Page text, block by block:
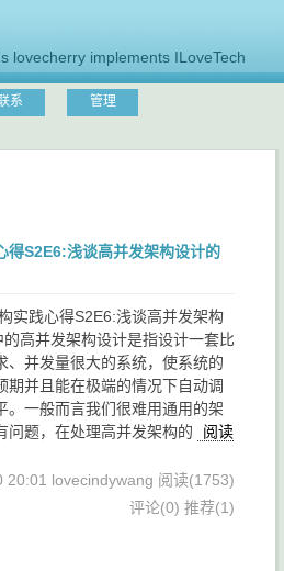
lovecherry implements ILoveTech
系 管理
得S2E6:浅谈高并发架构设计的
实践心得S2E6:浅谈高并发架构
高并发架构设计是指设计一套比
、并发量很大的系统，使系统的
期并且能在极端的情况下自动调
。一般而言我们很难用通用的架
问题，在处理高并发架构的
阅读
20:01 lovecindywang 阅读(1753)
评论(0) 推荐(1)